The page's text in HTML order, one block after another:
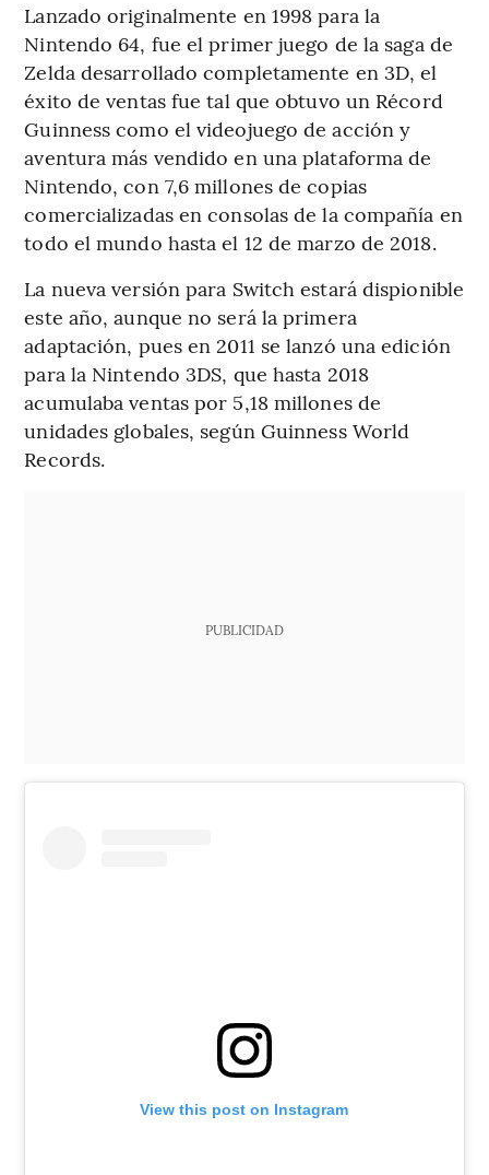
Lanzado originalmente en 1998 para la
Nintendo 64, fue el primer juego de la saga de
Zelda desarrollado completamente en 3D, el
éxito de ventas fue tal que obtuvo un Récord
Guinness como el videojuego de acción y
aventura más vendido en una plataforma de
Nintendo, con 7,6 millones de copias
comercializadas en consolas de la compañía en
todo el mundo hasta el 12 de marzo de 2018.
La nueva versión para Switch estará dispionible
este año, aunque no será la primera
adaptación, pues en 2011 se lanzó una edición
para la Nintendo 3DS, que hasta 2018
acumulaba ventas por 5,18 millones de
unidades globales, según Guinness World
Records.
PUBLICIDAD
View this post on Instagram